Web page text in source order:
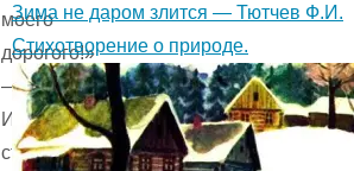
моего
дорогого!»
—
И
стала
Зима не даром злится — Тютчев Ф.И.
Стихотворение о природе.